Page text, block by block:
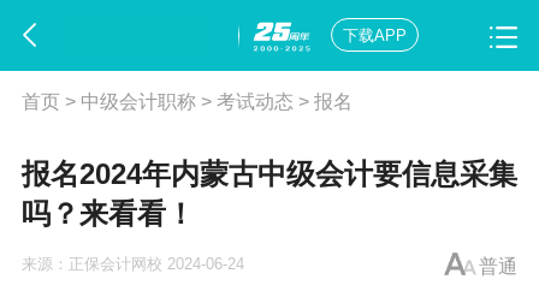
下载APP
首页> 中级会计职称> 考试动态 > 报名
报名2024年内蒙古中级会计要信息采集
吗？来看看！
普通
来源： 正保会计网校 2024-06-24